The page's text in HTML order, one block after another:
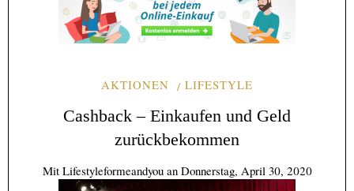
AKTIONEN LIFESTYLE
Cashback – Einkaufen und Geld
zurückbekommen
Mit Lifestyleformeandyou an Donnerstag, April 30, 2020